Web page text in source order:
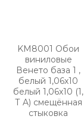
KM8001 Обои
виниловые
Венето база 1 ,
белый 1,06х10
белый 1,06х10 (1,
Т A) смещённая
стыковка